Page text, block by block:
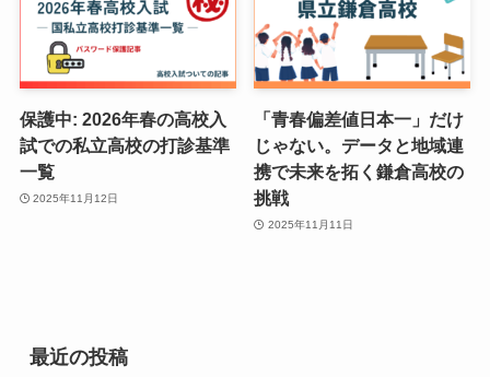
保護中: 2026年春の高校入
試での私立高校の打診基準
一覧
2025年11月12日
「青春偏差値日本一」だけ
じゃない。データと地域連
携で未来を拓く鎌倉高校の
挑戦
2025年11月11日
最近の投稿